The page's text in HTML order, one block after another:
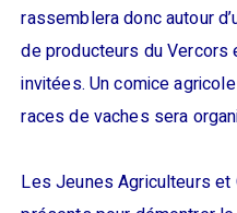
rassemblera donc autour
de producteurs du
invitées. Un comice
races de vaches sera
Les Jeunes Agriculteurs et